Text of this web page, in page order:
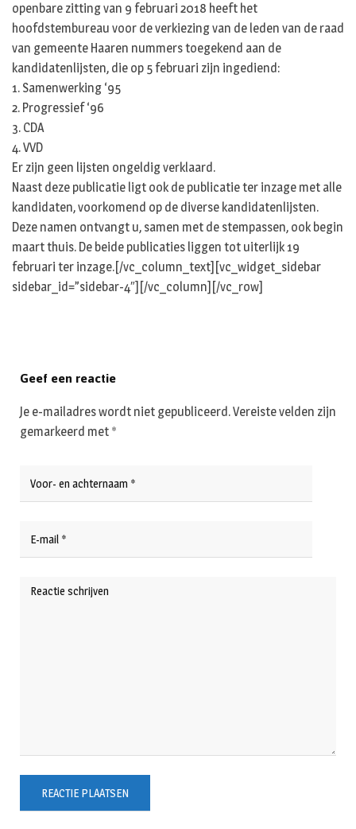
openbare zitting van 9 februari 2018 heeft het
hoofdstembureau voor de verkiezing van de leden van de raad
van gemeente Haaren nummers toegekend aan de
kandidatenlijsten, die op 5 februari zijn ingediend:
1. Samenwerking ‘95
2. Progressief ‘96
3. CDA
4. VVD
Er zijn geen lijsten ongeldig verklaard.
Naast deze publicatie ligt ook de publicatie ter inzage met alle
kandidaten, voorkomend op de diverse kandidatenlijsten.
Deze namen ontvangt u, samen met de stempassen, ook begin
maart thuis. De beide publicaties liggen tot uiterlijk 19
februari ter inzage.[/vc_column_text][vc_widget_sidebar
sidebar_id=”sidebar-4″][/vc_column][/vc_row]
Geef een reactie
Je e-mailadres wordt niet gepubliceerd.Vereiste velden zijn
gemarkeerd met *